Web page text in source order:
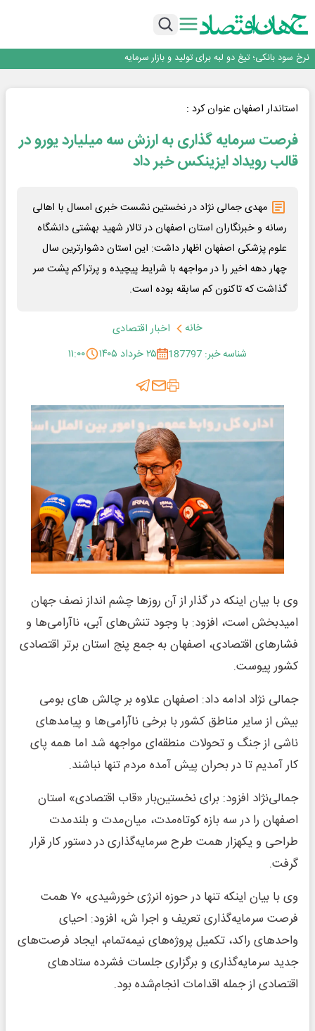
عبور فکور صنعت از مرز ۵۳ همت درآمد
نرخ سود بانکی؛ تیغ دو لبه برای تولید و بازار سرمایه
طلسم خانه‌سازی چینی‌ها در ایران شکسته می‌شود؟
عبور فکور صنعت از مرز ۵۳ همت درآمد
استاندار اصفهان عنوان کرد :
فرصت سرمایه گذاری به ارزش سه میلیارد یورو در
قالب رویداد ایزینکس خبر داد
مهدی جمالی نژاد در نخستین نشست خبری امسال با اهالی
رسانه و خبرنگاران استان اصفهان در تالار شهید بهشتی دانشگاه
علوم پزشکی اصفهان اظهار داشت: این استان دشوارترین سال
چهار دهه اخیر را در مواجهه با شرایط پیچیده و پرتراکم پشت سر
گذاشت که تاکنون کم سابقه بوده است.
خانه
اخبار اقتصادی
شناسه خبر: 187797
۲۵ خرداد ۱۴۰۵ ۱۱:۰۰
وی با بیان اینکه در گذار از آن روزها چشم انداز نصف جهان
امیدبخش است، افزود: با وجود تنش‌های آبی، ناآرامی‌ها و
فشارهای اقتصادی، اصفهان به جمع پنج استان برتر اقتصادی
کشور پیوست.
جمالی نژاد ادامه داد: اصفهان علاوه بر چالش های بومی
بیش از سایر مناطق کشور با برخی ناآرامی‌ها و پیامدهای
ناشی از جنگ و تحولات منطقه‌ای مواجهه شد اما همه پای
کار آمدیم تا در بحران پیش آمده مردم تنها نباشند.
جمالی‌نژاد افزود: برای نخستین‌بار «قاب اقتصادی» استان
اصفهان را در سه بازه کوتاه‌مدت، میان‌مدت و بلندمدت
طراحی و یکهزار همت طرح سرمایه‌گذاری در دستور کار قرار
گرفت.
وی با بیان اینکه تنها در حوزه انرژی خورشیدی، ۷۰ همت
فرصت سرمایه‌گذاری تعریف و اجرا ش، افزود: احیای
واحدهای راکد، تکمیل پروژه‌های نیمه‌تمام، ایجاد فرصت‌های
جدید سرمایه‌گذاری و برگزاری جلسات فشرده ستادهای
اقتصادی از جمله اقدامات انجام‌شده بود.